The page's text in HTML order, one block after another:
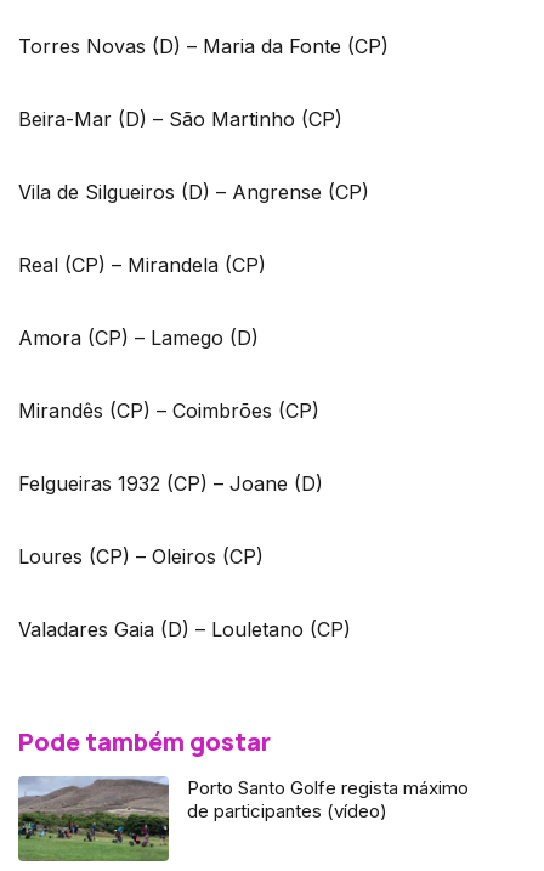
Torres Novas (D) – Maria da Fonte (CP)
Beira-Mar (D) – São Martinho (CP)
Vila de Silgueiros (D) – Angrense (CP)
Real (CP) – Mirandela (CP)
Amora (CP) – Lamego (D)
Mirandês (CP) – Coimbrões (CP)
Felgueiras 1932 (CP) – Joane (D)
Loures (CP) – Oleiros (CP)
Valadares Gaia (D) – Louletano (CP)
Pode também gostar
Porto Santo Golfe regista máximo
de participantes (vídeo)